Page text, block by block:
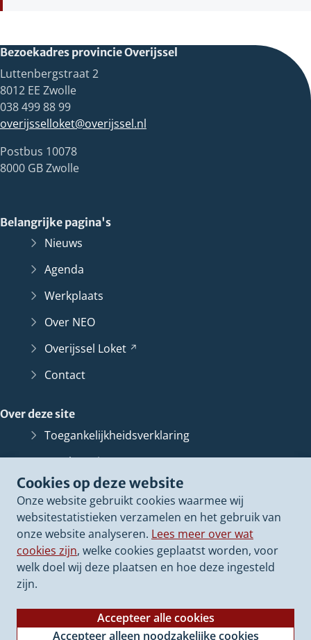
Cookies op deze website
Onze website gebruikt cookies waarmee wij
websitestatistieken verzamelen en het gebruik van
onze website analyseren. Lees meer over wat
cookies zijn, welke cookies geplaatst worden, voor
welk doel wij deze plaatsen en hoe deze ingesteld
zijn.
Accepteer alle cookies
Accepteer alleen noodzakelijke cookies
Bezoekadres provincie Overijssel
Luttenbergstraat 2
8012 EE Zwolle
038 499 88 99
overijsselloket@overijssel.nl
Postbus 10078
8000 GB Zwolle
Belangrijke pagina's
Nieuws
Agenda
Werkplaats
Over NEO
Overijssel Loket
Contact
Over deze site
Toegankelijkheidsverklaring
Bescherming persoonsgegevens
Informatiebeveiliging
Proclaimer
Cookieverklaring
Archief van dezewebsite
(Verwijst
andere
website)